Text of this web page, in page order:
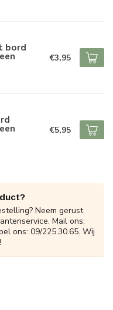
bord
€3,95
€5,95
Neem gerust
Mail ons:
ons: 09/225.30.65. Wij